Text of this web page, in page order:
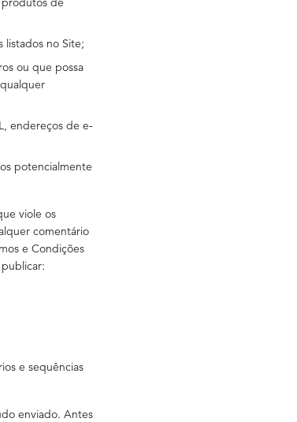
listados no Site;
ou que possa
endereços de e-
potencialmente
viole os
comentário
e Condições
e sequências
enviado. Antes